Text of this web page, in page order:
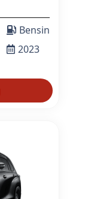
Bensin
2023